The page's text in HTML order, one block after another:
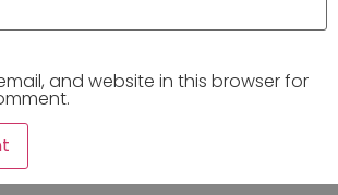
and website in this browser for